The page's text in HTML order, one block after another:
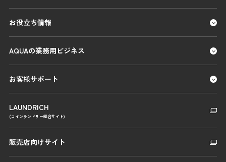
お役立ち情報
AQUAの業務用ビジネス
お客様サポート
LAUNDRICH
(コインランドリー総合サイト)
販売店向けサイト